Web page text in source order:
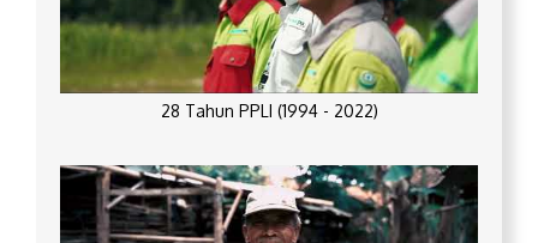
28 Tahun PPLI (1994 - 2022)